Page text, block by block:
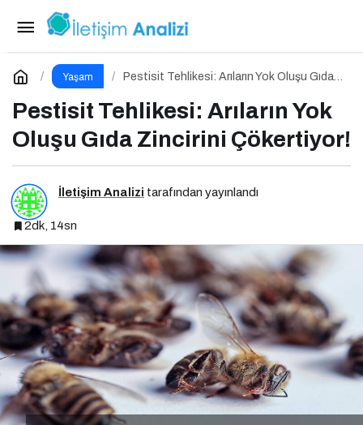
Yaşam
Pestisit Tehlikesi: Arıların Yok Oluşu Gıda
Pestisit Tehlikesi: Arıların Yok
Oluşu Gıda Zincirini Çökertiyor!
İletişim Analizi tarafından yayınlandı
2dk, 14sn
Spora Başlamak İstiyorum Ama Nereden
Başlayacağımı Bilmiyorum!
Yorum Yap